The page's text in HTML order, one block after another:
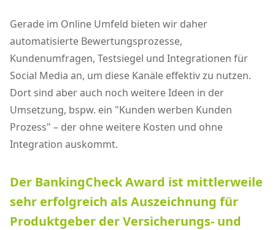
Gerade im Online Umfeld bieten wir daher
automatisierte Bewertungsprozesse,
Kundenumfragen, Testsiegel und Integrationen für
Social Media an, um diese Kanäle effektiv zu nutzen.
Dort sind aber auch noch weitere Ideen in der
Umsetzung, bspw. ein "Kunden werben Kunden
Prozess" – der ohne weitere Kosten und ohne
Integration auskommt.
Der BankingCheck Award ist mittlerweile
sehr erfolgreich als Auszeichnung für
Produktgeber der Versicherungs- und